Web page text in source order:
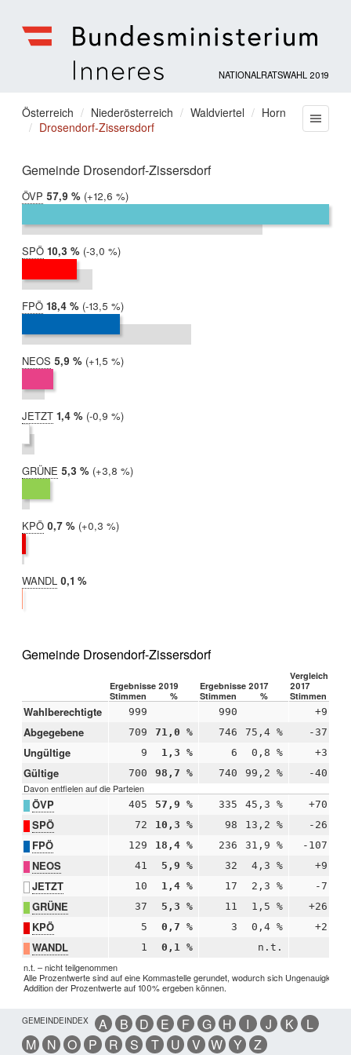
für
Inneres
NATIONALRATSWAHL 2019
Sie
befinden
hier:
Österreich Niederösterreich Waldviertel
Horn
Drosendorf-Zissersdorf
Gemeinde Drosendorf-Zissersdorf
ÖVP 2019:
57,9 %
2017:
45,3 %
Differenz:
+12,6 %
SPÖ 2019:
10,3 %
2017:
13,2 %
Differenz:
-3,0 %
FPÖ 2019:
18,4 %
2017:
31,9 %
Differenz:
-13,5 %
NEOS 2019:
5,9 %
2017:
4,3 %
Differenz:
+1,5 %
JETZT 2019:
1,4 %
2017:
2,3 %
Differenz:
-0,9 %
GRÜNE 2019:
5,3 %
2017:
1,5 %
Differenz:
+3,8 %
KPÖ 2019:
0,7 %
2017:
0,4 %
Differenz:
+0,3 %
WANDL 2019:
0,1 %
Gemeinde Drosendorf-Zissersdorf
Ergebnisse 2019 Ergebnisse 2017
Vergleich
2017
Stimmen
% Stimmen % Stimmen
Wahlberechtigte 999 990 +9
Abgegebene 709 71,0 % 746 75,4 % -37
Ungültige 9 1,3 % 6 0,8 % +3
Gültige 700 98,7 % 740 99,2 % -40
Davon entfielen auf die Parteien
ÖVP 405 57,9 % 335 45,3 % +70
SPÖ 72 10,3 % 98 13,2 % -26
FPÖ 129 18,4 % 236 31,9 % -107
NEOS 41 5,9 % 32 4,3 % +9
JETZT 10 1,4 % 17 2,3 % -7
GRÜNE 37 5,3 % 11 1,5 % +26
KPÖ 5 0,7 % 3 0,4 % +2
WANDL 1 0,1 % n.t.
n.t. – nicht teilgenommen
Alle Prozentwerte sind auf eine Kommastelle gerundet, wodurch sich
Addition der Prozentwerte auf 100% ergeben können.
GEMEINDEINDEX A B D E F G H I J K
L
M
N O P R S T U V W Y Z